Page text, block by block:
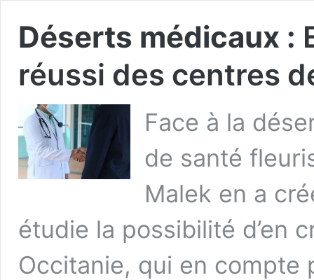
Déserts médicaux :
réussi des centres
Face à la
de santé
Malek en a
étudie la possibilité d’en
Occitanie, qui en compte